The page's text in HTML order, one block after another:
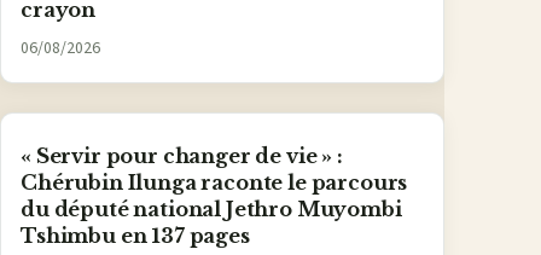
crayon
06/08/2026
« Servir pour changer de vie » :
Chérubin Ilunga raconte le parcours
du député national Jethro Muyombi
Tshimbu en 137 pages